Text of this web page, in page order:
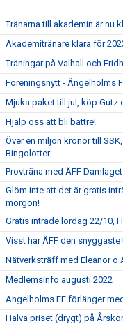
Tränarna till akademin är nu
Akademitränare klara för
Träningar på Valhall och
Föreningsnytt - Ängelholms
Mjuka paket till jul, köp Gutz
Hjälp oss att bli bättre!
Över en miljon kronor till
Bingolotter
Provträna med ÄFF Damlaget
Glöm inte att det är gratis
morgon!
Gratis inträde lördag 22/10,
Visst har ÄFF den snyggaste
Nätverksträff med Eleanor o
Medlemsinfo augusti 2022
Ängelholms FF förlänger
Halva priset (drygt) på